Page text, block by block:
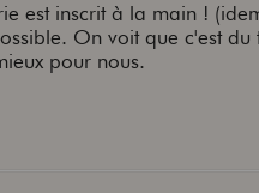
est inscrit à la main !
On voit que c'est
pour nous.